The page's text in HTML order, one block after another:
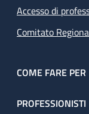
Accesso di
Comitato
COME FARE PER
PROFESSIONISTI